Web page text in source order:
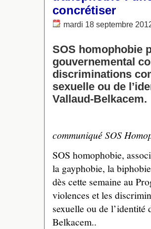
concrétiser
mardi 18 septembre
SOS homophobie
gouvernemental
discriminations
sexuelle ou de
Vallaud-Belkacem.
communiqué SOS
SOS homophobie,
la gayphobie, la
dès cette semaine au
violences et les
sexuelle ou de
Belkacem..